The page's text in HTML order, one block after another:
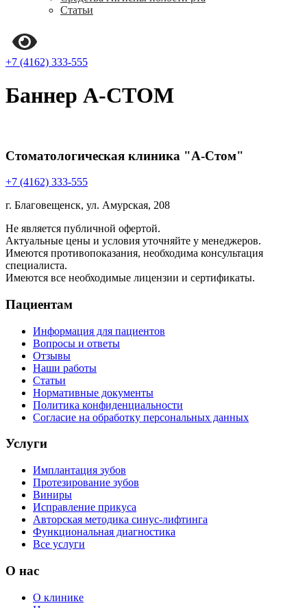
Статьи
+7 (4162) 333-555
Баннер А-СТОМ
Стоматологическая клиника "А-Стом"
+7 (4162) 333-555
г. Благовещенск, ул. Амурская, 208
Не является публичной офертой.
Актуальные цены и условия уточняйте у менеджеров.
Имеются противопоказания, необходима консультация
специалиста.
Имеются все необходимые лицензии и сертификаты.
Пациентам
Информация для пациентов
Вопросы и ответы
Отзывы
Наши работы
Статьи
Нормативные документы
Политика конфиденциальности
Согласие на обработку персональных данных
Услуги
Имплантация зубов
Протезирование зубов
Виниры
Исправление прикуса
Авторская методика синус-лифтинга
Функциональная диагностика
Все услуги
О нас
О клинике